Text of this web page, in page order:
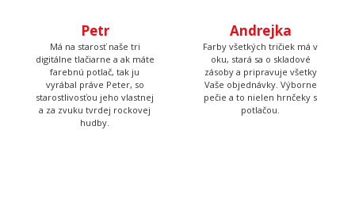
Petr
Má na starosť naše tri
digitálne tlačiarne a ak máte
farebnú potlač, tak ju
vyrábal práve Peter, so
starostlivosťou jeho vlastnej
a za zvuku tvrdej rockovej
hudby.
Andrejka
Farby všetkých tričiek má v
oku, stará sa o skladové
zásoby a pripravuje všetky
Vaše objednávky. Výborne
pečie a to nielen hrnčeky s
potlačou.